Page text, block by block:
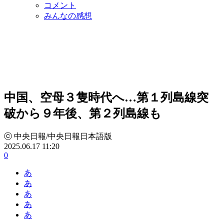
コメント
みんなの感想
中国、空母３隻時代へ…第１列島線突
破から９年後、第２列島線も
ⓒ 中央日報/中央日報日本語版
2025.06.17 11:20
0
あ
あ
あ
あ
あ